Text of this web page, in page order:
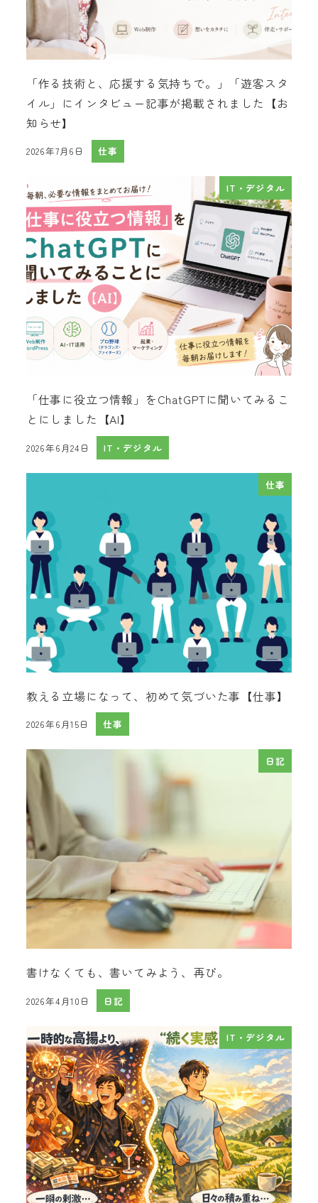
「作る技術と、応援する気持ちで。」「遊客スタ
イル」にインタビュー記事が掲載されました【お
知らせ】
投稿日
2026年7月6日 仕事
IT・デジタル
「仕事に役立つ情報」をChatGPTに聞いてみるこ
とにしました【AI】
投稿日
2026年6月24日 IT・デジタル
仕事
教える立場になって、初めて気づいた事【仕事】
投稿日
2026年6月15日 仕事
日記
書けなくても、書いてみよう、再び。
投稿日
2026年4月10日 日記
IT・デジタル